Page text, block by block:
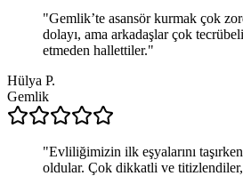
"Gemlik’te asansör kurmak çok
dolayı, ama arkadaşlar çok
etmeden hallettiler."
Hülya P.
Gemlik
"Evliliğimizin ilk eşyalarını
oldular. Çok dikkatli ve titizlendiler,